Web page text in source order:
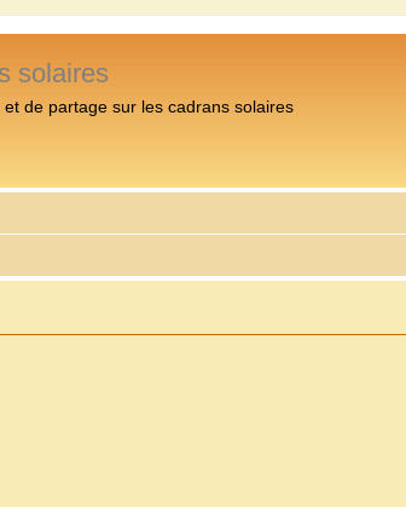
solaires
de partage sur les cadrans solaires